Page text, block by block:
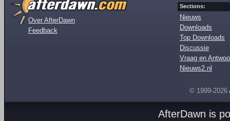
Over AfterDawn
Feedback
Sections:
Nieuws
Downloads
Top Downloads
Discussie
Vraag en
Nieuws2.nl
© 1999-2026
AfterDawn is